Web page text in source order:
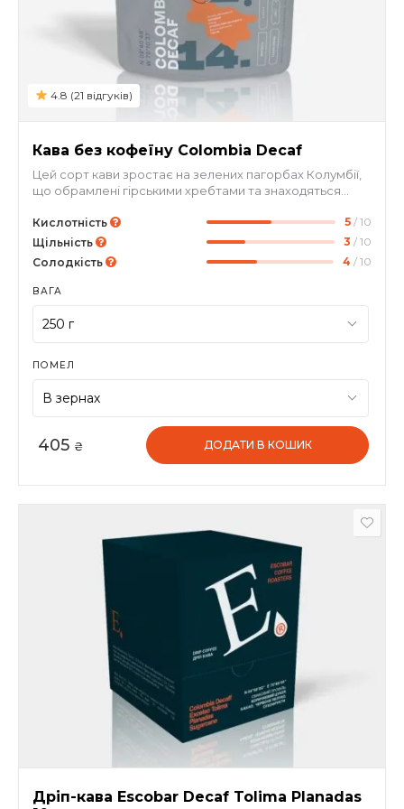
4.8 (21 відгуків)
Кава без кофеїну Colombia Decaf
Цей сорт кави зростає на зелених пагорбах Колумбії,
що обрамлені гірськими хребтами та знаходяться
своїм вишуканим смаком та насиченими нотками
мигдалю, шоколаду, підкресленими ніжною
кислотністю сливи. Завдяки природному процесу
обробки Sugarcane EA Decaf ми отримуємо каву з
багатим ароматом і насиченим смаком, при цьому без
Кислотність 5 / 10
Щільність
3 / 10
Солодкість
4 / 10
ВАГА
ПОМЕЛ
405 ₴ ДОДАТИ В КОШИК
Дріп-кава Escobar Decaf Tolima Planadas